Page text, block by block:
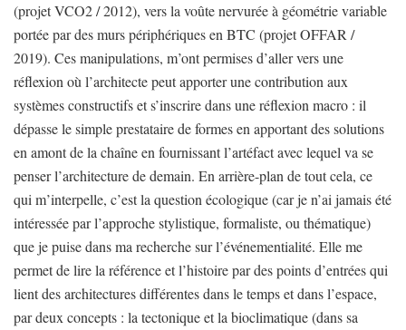
(projet VCO2 / 2012), vers la voûte nervurée à géométrie variable
portée par des murs périphériques en BTC (projet OFFAR /
2019). Ces manipulations, m’ont permises d’aller vers une
réflexion où l’architecte peut apporter une contribution aux
systèmes constructifs et s’inscrire dans une réflexion macro : il
dépasse le simple prestataire de formes en apportant des solutions
en amont de la chaîne en fournissant l’artéfact avec lequel va se
penser l’architecture de demain. En arrière-plan de tout cela, ce
qui m’interpelle, c’est la question écologique (car je n’ai jamais été
intéressée par l’approche stylistique, formaliste, ou thématique)
que je puise dans ma recherche sur l’événementialité. Elle me
permet de lire la référence et l’histoire par des points d’entrées qui
lient des architectures différentes dans le temps et dans l’espace,
par deux concepts : la tectonique et la bioclimatique (dans sa